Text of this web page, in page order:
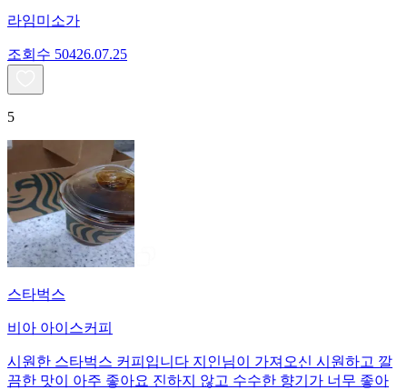
라임미소가
조회수 50426.07.25
5
스타벅스
비아 아이스커피
시원한 스타벅스 커피입니다 지인님이 가져오신 시원하고 깔
끔한 맛이 아주 좋아요 진하지 않고 수수한 향기가 너무 좋아